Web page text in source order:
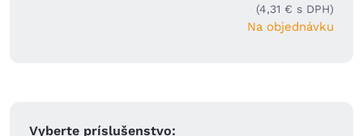
(4,31 € s DPH)
Na objednávku
Vyberte príslušenstvo: